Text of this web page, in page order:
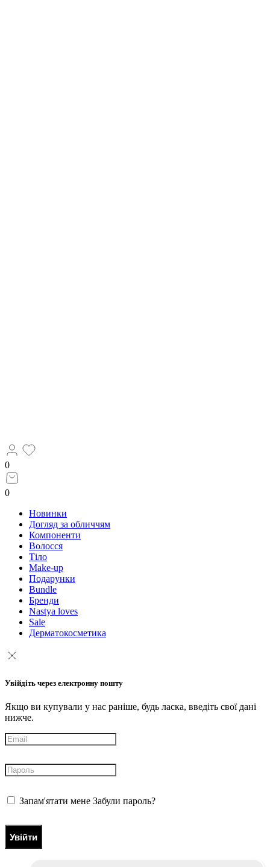
0
0
Новинки
Догляд за обличчям
Компоненти
Волосся
Тіло
Make-up
Подарунки
Bundle
Бренди
Nastya loves
Sale
Дерматокосметика
Увійдіть через електронну пошту
Якщо ви купували у нас раніше, будь ласка, введіть свої дані
нижче.
Запам'ятати мене Забули пароль?
Увійти